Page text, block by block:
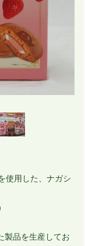
使用した、ナガシ
製品を生産してお